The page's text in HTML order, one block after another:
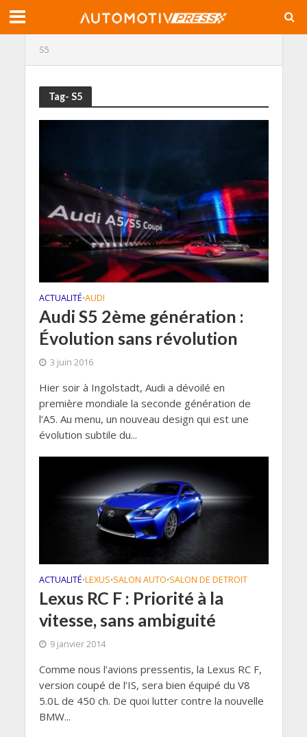
S5
Tag- S5
ACTUALITÉ•AUDI
Audi S5 2ème génération :
Évolution sans révolution
3 juin 2016
Hier soir à Ingolstadt, Audi a dévoilé en
première mondiale la seconde génération de
l’A5. Au menu, un nouveau design qui est une
évolution subtile du...
ACTUALITÉ•LEXUS•SALON AUTO•SALON DE DETROIT
Lexus RC F : Priorité à la
vitesse, sans ambiguité
9 janvier 2014
Comme nous l’avions pressentis, la Lexus RC F,
version coupé de l’IS, sera bien équipé du V8
5.0L de 450 ch. De quoi lutter contre la nouvelle
BMW...